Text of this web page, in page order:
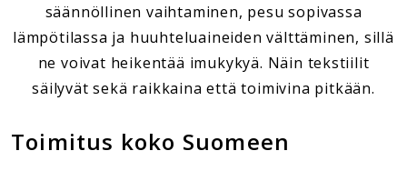
säännöllinen vaihtaminen, pesu sopivassa
lämpötilassa ja huuhteluaineiden välttäminen, sillä
ne voivat heikentää imukykyä. Näin tekstiilit
säilyvät sekä raikkaina että toimivina pitkään.
Toimitus koko Suomeen